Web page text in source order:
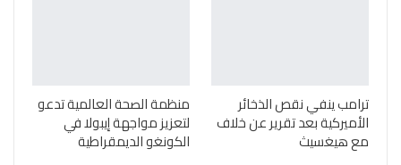
ترامب ينفي نقص الذخائر
الأميركية بعد تقرير عن خلاف
مع هيغسيث
منظمة الصحة العالمية تدعو
لتعزيز مواجهة إيبولا في
الكونغو الديمقراطية